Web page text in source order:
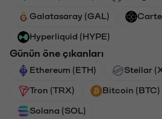
Galatasaray (GAL)
Hyperliquid (HYPE)
Günün öne çıkanları
Ethereum (ETH) Stellar
Tron (TRX) Bitcoin (BTC)
Solana (SOL)